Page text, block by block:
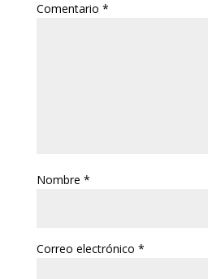
Comentario *
Nombre *
Correo electrónico *